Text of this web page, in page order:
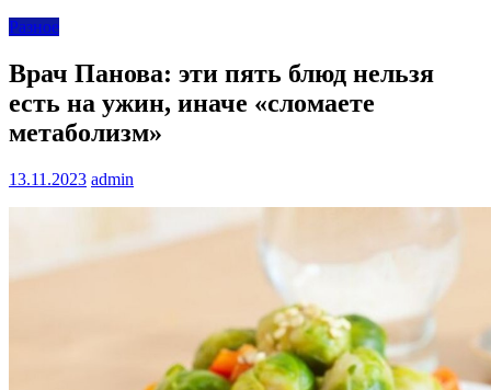
Разное
Врач Панова: эти пять блюд нельзя
есть на ужин, иначе «сломаете
метаболизм»
13.11.2023 admin